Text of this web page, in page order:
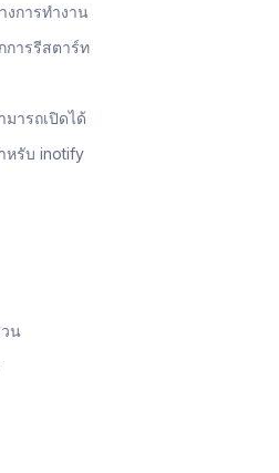
งการทำงาน
การรีสตาร์ท
ารถเปิดได้
หรับ inotify
น